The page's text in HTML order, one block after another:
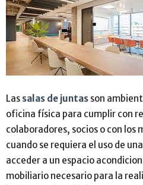
Las salas de juntas son
oficina física para cumplir con
colaboradores, socios o con los
cuando se requiera el uso de
acceder a un espacio
mobiliario necesario para la